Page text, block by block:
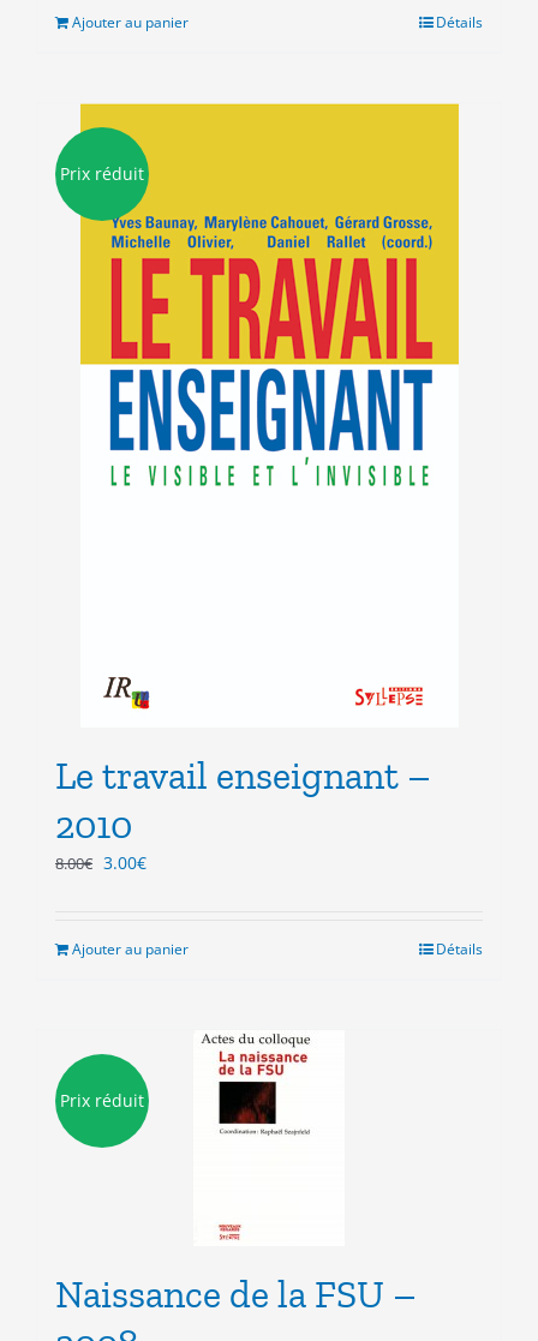
était :
est :
Ajouter au panier Détails
Prix réduit
Le travail enseignant –
2010
8.00€ Le
était :
3.00€Le
est :
Ajouter au panier Détails
Prix réduit
Naissance de la FSU –